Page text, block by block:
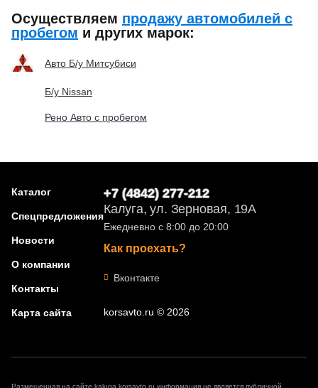
Осуществляем продажу автомобилей с
пробегом и других марок:
Авто Б/у Митсубиси
Б/у Nissan
Рено Авто с пробегом
Каталог
Спецпредложения
Новости
О компании
Контакты
Карта сайта
+7 (4842) 277-212
Калуга, ул. Зерновая, 19А
Ежедневно с 8:00 до 20:00
Как проехать?
Вконтакте
korsavto.ru © 2026
Размещенная на сайте kaluga.korsavto.ru информация не является публичной